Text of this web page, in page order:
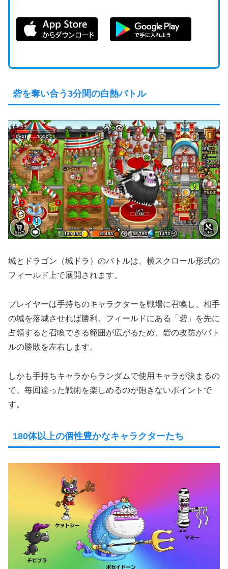
砦を奪い合う3分間の白熱バトル
城とドラゴン（城ドラ）のバトルは、横スクロール形式の
フィールド上で展開されます。
プレイヤーは手持ちのキャラクターを戦場に召喚し、相手
の城を落城させれば勝利。フィールドにある「砦」を先に
占領すると召喚できる範囲が広がるため、砦の攻防がバト
ルの勝敗を左右します。
しかも手持ちキャラからランダムで使用キャラが決まるの
で、毎回違った戦術を楽しめるのが飽きないポイントで
す。
180体以上の個性豊かなキャラクターたち